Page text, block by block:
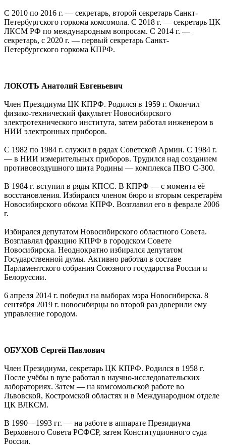
С 2010 по 2016 г. — секретарь, второй секретарь Санкт-
Петербургского горкома комсомола. С 2018 г. — секретарь ЦК
ЛКСМ РФ по международным вопросам. С 2014 г. —
секретарь, с 2020 г. — первый секретарь Санкт-
Петербургского горкома КПРФ.
ЛОКОТЬ Анатолий Евгеньевич
Член Президиума ЦК КПРФ. Родился в 1959 г. Окончил
физико-технический факультет Новосибирского
электротехнического института, затем работал инженером в
НИИ электронных приборов.
С 1982 по 1984 г. служил в рядах Советской Армии. С 1984 г.
— в НИИ измерительных приборов. Трудился над созданием
противовоздушного щита Родины — комплекса ПВО С-300.
В 1984 г. вступил в ряды КПСС. В КПРФ — с момента её
восстановления. Избирался членом бюро и вторым секретарём
Новосибирского обкома КПРФ. Возглавил его в феврале 2006
г.
Избирался депутатом Новосибирского областного Совета.
Возглавлял фракцию КПРФ в городском Совете
Новосибирска. Неоднократно избирался депутатом
Государственной думы. Активно работал в составе
Парламентского собрания Союзного государства России и
Белоруссии.
6 апреля 2014 г. победил на выборах мэра Новосибирска. 8
сентября 2019 г. новосибирцы во второй раз доверили ему
управление городом.
ОБУХОВ Сергей Павлович
Член Президиума, секретарь ЦК КПРФ. Родился в 1958 г.
После учёбы в вузе работал в научно-исследовательских
лабораториях. Затем — на комсомольской работе во
Львовской, Костромской областях и в Международном отделе
ЦК ВЛКСМ.
В 1990—1993 гг. — на работе в аппарате Президиума
Верховного Совета РСФСР, затем Конституционного суда
России.